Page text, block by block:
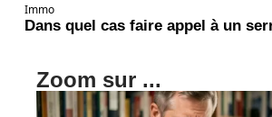
Immo
Dans quel cas faire appel à un
Zoom sur ...